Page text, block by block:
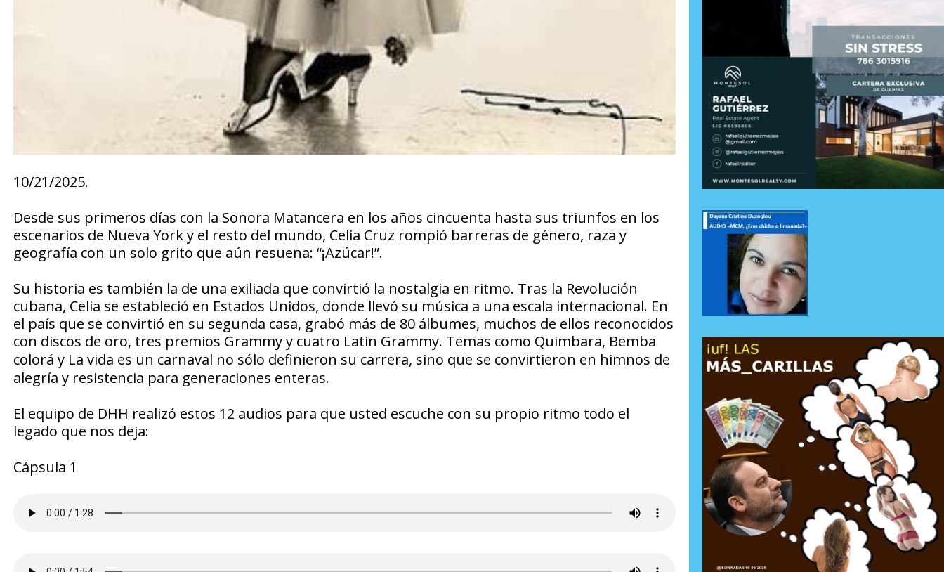
10/21/2025.
Desde sus primeros días con la Sonora Matancera en los años cincuenta hasta sus triunfos en los
escenarios de Nueva York y el resto del mundo, Celia Cruz rompió barreras de género, raza y
geografía con un solo grito que aún resuena: “¡Azúcar!”.
Su historia es también la de una exiliada que convirtió la nostalgia en ritmo. Tras la Revolución
cubana, Celia se estableció en Estados Unidos, donde llevó su música a una escala internacional. En
el país que se convirtió en su segunda casa, grabó más de 80 álbumes, muchos de ellos reconocidos
con discos de oro, tres premios Grammy y cuatro Latin Grammy. Temas como Quimbara, Bemba
colorá y La vida es un carnaval no sólo definieron su carrera, sino que se convirtieron en himnos de
alegría y resistencia para generaciones enteras.
El equipo de DHH realizó estos 12 audios para que usted escuche con su propio ritmo todo el
legado que nos deja:
Cápsula 1